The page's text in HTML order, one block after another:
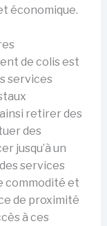
économique.
de colis est
services
retirer des
des
jusqu’à un
services
commodité et
de proximité
à ces